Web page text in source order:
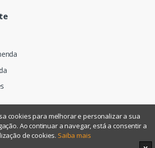
os direitos reservados
cookies para melhorar e personalizar a sua
Ao continuar a navegar, está a consentir a
de cookies. Saiba mais